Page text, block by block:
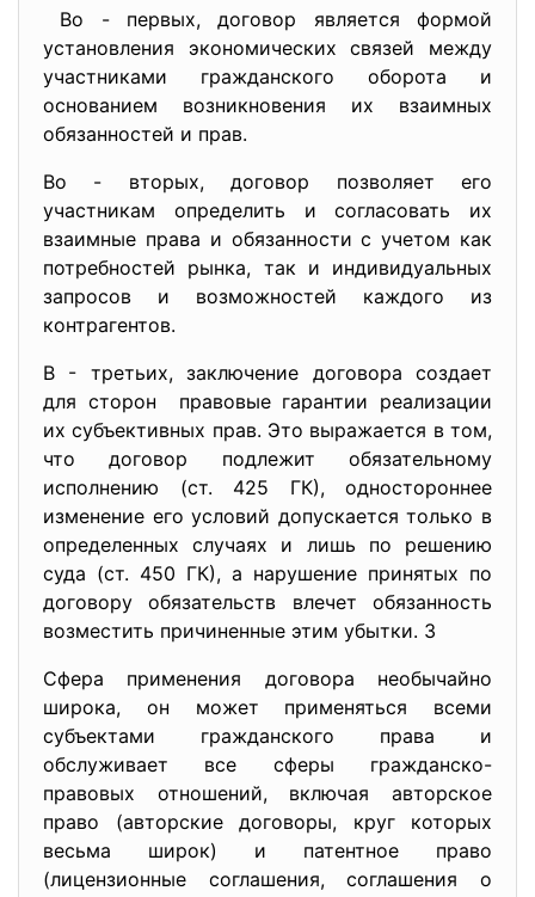
Во - первых, договор является формой
установления экономических связей между
участниками гражданского оборота и
основанием возникновения их взаимных
обязанностей и прав.
Во - вторых, договор позволяет его
участникам определить и согласовать их
взаимные права и обязанности с учетом как
потребностей рынка, так и индивидуальных
запросов и возможностей каждого из
контрагентов.
В - третьих, заключение договора создает
для сторон правовые гарантии реализации
их субъективных прав. Это выражается в том,
что договор подлежит обязательному
исполнению (ст. 425 ГК), одностороннее
изменение его условий допускается только в
определенных случаях и лишь по решению
суда (ст. 450 ГК), а нарушение принятых по
договору обязательств влечет обязанность
возместить причиненные этим убытки. 3
Сфера применения договора необычайно
широка, он может применяться всеми
субъектами гражданского права и
обслуживает все сферы гражданско-
правовых отношений, включая авторское
право (авторские договоры, круг которых
весьма широк) и патентное право
(лицензионные соглашения, соглашения о